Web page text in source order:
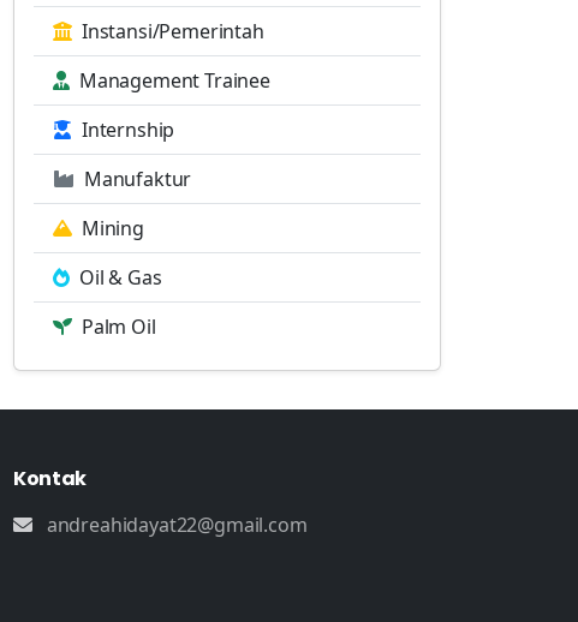
Instansi/Pemerintah
Management Trainee
Internship
Manufaktur
Mining
Oil & Gas
Palm Oil
Kontak
andreahidayat22@gmail.com